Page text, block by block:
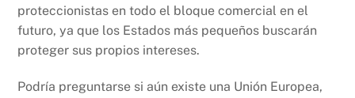
proteccionistas en todo el bloque comercial en el
futuro, ya que los Estados más pequeños buscarán
proteger sus propios intereses.
Podría preguntarse si aún existe una Unión Europea,